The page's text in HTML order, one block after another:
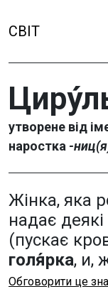
СВІТ
утворене від
наростка -
Жінка, яка
надає деякі
(пускає
голя́рка, и,
Обговорити це